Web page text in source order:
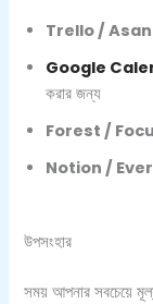
Trello /
Google
করার জন্য
Forest /
Notion /
উপসংহার
সময় আপনার সবচেয়ে